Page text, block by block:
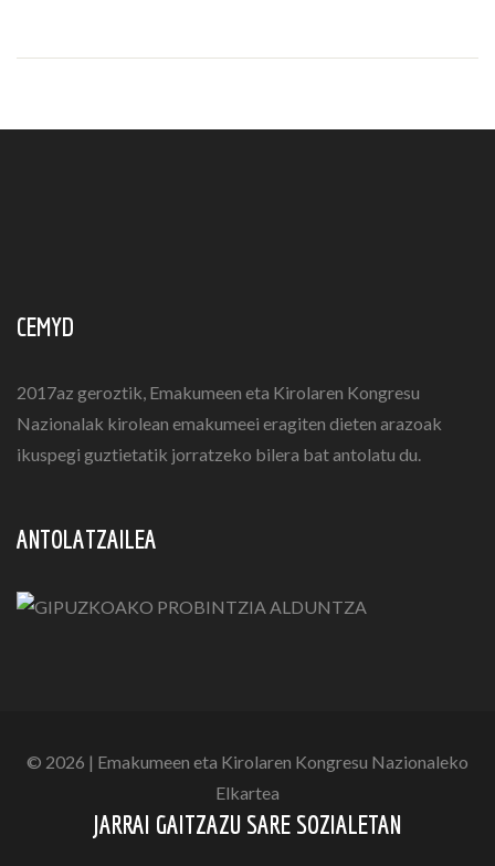
CEMYD
2017az geroztik, Emakumeen eta Kirolaren Kongresu
Nazionalak kirolean emakumeei eragiten dieten arazoak
ikuspegi guztietatik jorratzeko bilera bat antolatu du.
ANTOLATZAILEA
© 2026 | Emakumeen eta Kirolaren Kongresu Nazionaleko
Elkartea
JARRAI GAITZAZU SARE SOZIALETAN